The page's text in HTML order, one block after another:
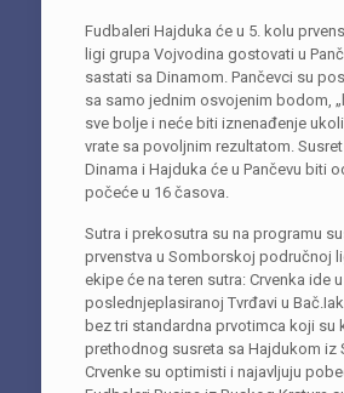
Fudbaleri Hajduka će u 5. kolu
ligi grupa Vojvodina gostovati u
sastati sa Dinamom. Pančevci su
sa samo jednim osvojenim bodom,
sve bolje i neće biti iznenađenje
vrate sa povoljnim rezultatom.
Dinama i Hajduka će u Pančevu biti
počeće u 16 časova.
Sutra i prekosutra su na programu
prvenstva u Somborskoj područnoj
ekipe će na teren sutra: Crvenka ide
poslednjeplasiranoj Tvrđavi u
bez tri standardna prvotimca koji su
prethodnog susreta sa Hajdukom iz
Crvenke su optimisti i najavljuju